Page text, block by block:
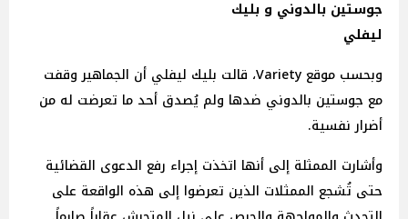
جوستين بالدوني و بليك
ليفلي
وبحسب موقع Variety، قالت بليك ليفلي أن الجماهير وقفت
مع جوستين بالدوني ضدها ولم يُصدق أحد ما تعرضت له من
أضرار نفسية.
وأشارت الممثلة إلى أنها اتخذت إجراء رفع الدعوى القضائية
حتى تُشجع الممثلات الذين تعرضوا إلى هذه الواقعة على